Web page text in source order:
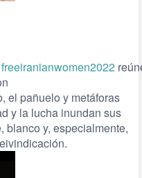
freeiranianwomen2022
el pañuelo y metáforas
y la lucha inundan sus
blanco y, especialmente,